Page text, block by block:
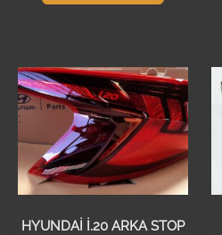
HYUNDAİ İ.20 ARKA STOP